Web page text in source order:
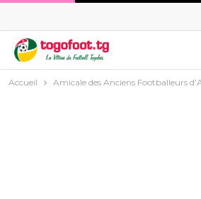
Accueil Amicale des Anciens Footballeurs